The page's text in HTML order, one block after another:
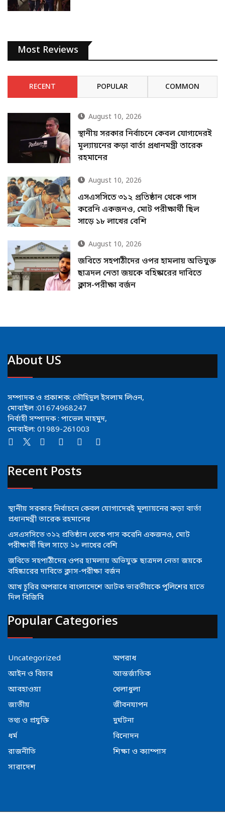
Most Reviews
RECENT POPULAR COMMON
August 10, 2026
স্থানীয় সরকার নির্বাচনে কেবল যোগ্যদেরই
মূল্যায়নের কড়া বার্তা প্রধানমন্ত্রী তারেক
রহমানের
August 10, 2026
এসএসসিতে ৩১২ প্রতিষ্ঠান থেকে পাস
করেনি একজনও, মোট পরীক্ষার্থী ছিল
সাড়ে ১৮ লাখের বেশি
August 10, 2026
জবিতে সহপাঠীদের ওপর হামলায় অভিযুক্ত
ছাত্রদল নেতা জয়কে বহিষ্কারের দাবিতে
ক্লাস-পরীক্ষা বর্জন
About US
সম্পাদক ও প্রকাশক: তৌহিদুল ইসলাম লিওন,
মোবাইল :01674968247
নির্বাহী সম্পাদক : পাভেল মাহমুদ,
মোবাইল: 01989-261003
Recent Posts
স্থানীয় সরকার নির্বাচনে কেবল যোগ্যদেরই মূল্যায়নের কড়া বার্তা
প্রধানমন্ত্রী তারেক রহমানের
এসএসসিতে ৩১২ প্রতিষ্ঠান থেকে পাস করেনি একজনও, মোট
পরীক্ষার্থী ছিল সাড়ে ১৮ লাখের বেশি
জবিতে সহপাঠীদের ওপর হামলায় অভিযুক্ত ছাত্রদল নেতা জয়কে
বহিষ্কারের দাবিতে ক্লাস-পরীক্ষা বর্জন
আখ চুরির অপরাধে বাংলাদেশে আটক ভারতীয়কে পুলিশের হাতে
দিল বিজিবি
Popular Categories
Uncategorized
অপরাধ
আইন ও বিচার
আন্তর্জাতিক
আবহাওয়া
খেলাধুলা
জাতীয়
জীবনযাপন
তথ্য ও প্রযুক্তি
দুর্ঘটনা
ধর্ম
বিনোদন
রাজনীতি
শিক্ষা ও ক্যাম্পাস
সারাদেশ